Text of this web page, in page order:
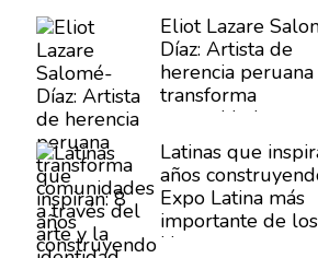
Eliot Lazare
Díaz: Artista de
herencia peruana
transforma
comunidades
a
del arte y la
cultural
Latinas que
años
Expo Latina más
importante de los
Hamptons